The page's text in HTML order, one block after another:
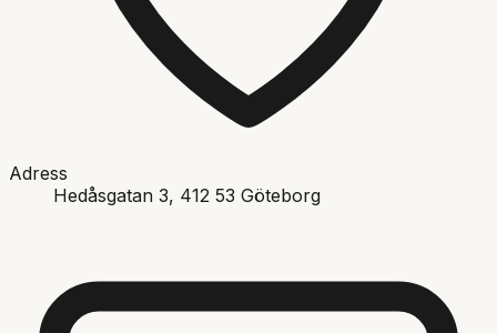
Adress
Hedåsgatan 3, 412 53 Göteborg